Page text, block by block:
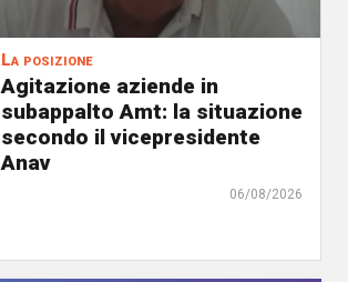
La posizione
Agitazione aziende in
subappalto Amt: la situazione
secondo il vicepresidente
Anav
06/08/2026